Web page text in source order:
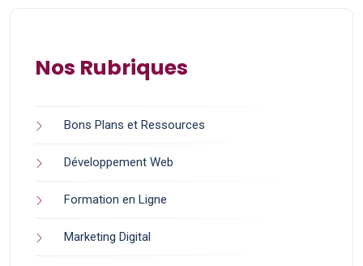
Nos Rubriques
Bons Plans et Ressources
Développement Web
Formation en Ligne
Marketing Digital